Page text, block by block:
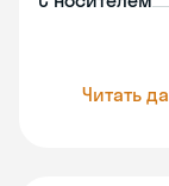
Читать